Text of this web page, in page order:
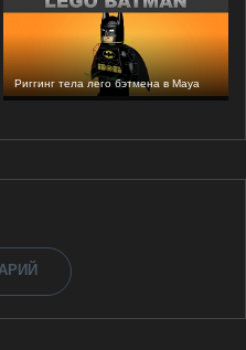
Риггинг тела лего бэтмена в Maya